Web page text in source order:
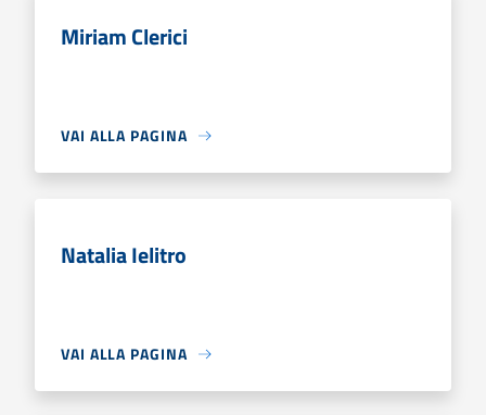
Miriam Clerici
VAI ALLA PAGINA
Natalia Ielitro
VAI ALLA PAGINA